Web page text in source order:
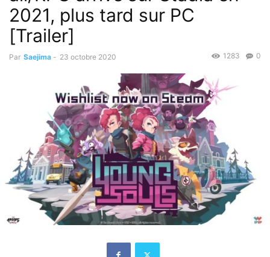
2021, plus tard sur PC
[Trailer]
Par Saejima - 23 octobre 2020 0
1283